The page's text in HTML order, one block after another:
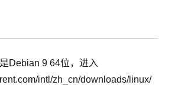
Debian 9 64位，进入
intl/zh_cn/downloads/linux/